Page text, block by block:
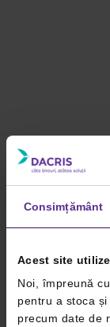
Consimțământ
Acest site
Noi, împreună
pentru a stoca
precum date de